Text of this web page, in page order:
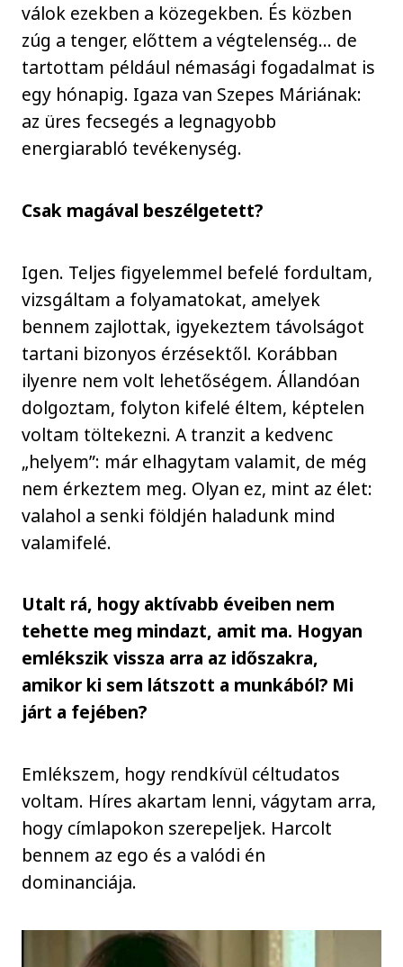
válok ezekben a közegekben. És közben
zúg a tenger, előttem a végtelenség… de
tartottam például némasági fogadalmat is
egy hónapig. Igaza van Szepes Máriának:
az üres fecsegés a legnagyobb
energiarabló tevékenység.
Csak magával beszélgetett?
Igen. Teljes figyelemmel befelé fordultam,
vizsgáltam a folyamatokat, amelyek
bennem zajlottak, igyekeztem távolságot
tartani bizonyos érzésektől. Korábban
ilyenre nem volt lehetőségem. Állandóan
dolgoztam, folyton kifelé éltem, képtelen
voltam töltekezni. A tranzit a kedvenc
„helyem”: már elhagytam valamit, de még
nem érkeztem meg. Olyan ez, mint az élet:
valahol a senki földjén haladunk mind
valamifelé.
Utalt rá, hogy aktívabb éveiben nem
tehette meg mindazt, amit ma. Hogyan
emlékszik vissza arra az időszakra,
amikor ki sem látszott a munkából? Mi
járt a fejében?
Emlékszem, hogy rendkívül céltudatos
voltam. Híres akartam lenni, vágytam arra,
hogy címlapokon szerepeljek. Harcolt
bennem az ego és a valódi én
dominanciája.